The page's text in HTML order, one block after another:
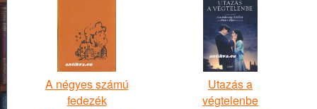
A négyes számú
fedezék
Utazás a
végtelenbe